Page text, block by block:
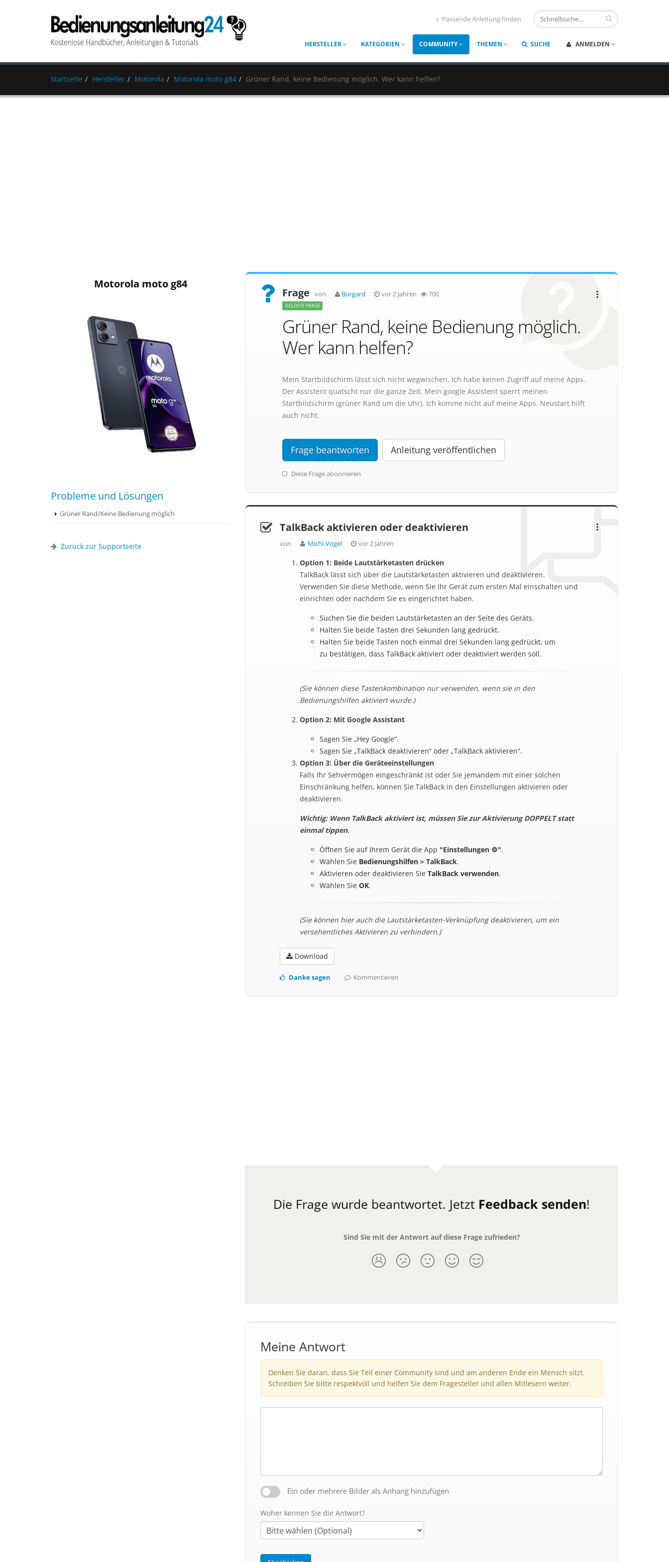
Passende Anleitung finden
HERSTELLER KATEGORIEN COMMUNITY THEMEN SUCHE ANMELDEN
Startseite Hersteller Motorola Motorola moto g84 Grüner Rand, keine Bedienung möglich. Wer kann helfen?
Motorola moto g84
Probleme und Lösungen
Grüner Rand/Keine Bedienung möglich
Zurück zur Supportseite
Frage von Burgard vor 2 Jahren 700
GELÖSTE FRAGE
Grüner Rand, keine Bedienung möglich.
Wer kann helfen?
Mein Startbildschirm lässt sich nicht wegwischen. Ich habe keinen Zugriff auf meine Apps.
Der Assistent quatscht nur die ganze Zeit. Mein google Assistent sperrt meinen
Startbildschirm (grüner Rand um die Uhr). Ich komme nicht auf meine Apps. Neustart hilft
auch nicht.
Frage beantworten Anleitung veröffentlichen
Diese Frage abonnieren
TalkBack aktivieren oder deaktivieren
von Michi-Vogel vor 2 Jahren
Option 1: Beide Lautstärketasten drücken
TalkBack lässt sich über die Lautstärketasten aktivieren und deaktivieren.
Verwenden Sie diese Methode, wenn Sie Ihr Gerät zum ersten Mal einschalten und
einrichten oder nachdem Sie es eingerichtet haben.
Suchen Sie die beiden Lautstärketasten an der Seite des Geräts.
Halten Sie beide Tasten drei Sekunden lang gedrückt.
Halten Sie beide Tasten noch einmal drei Sekunden lang gedrückt, um
zu bestätigen, dass TalkBack aktiviert oder deaktiviert werden soll.
(Sie können diese Tastenkombination nur verwenden, wenn sie in den
Bedienungshilfen aktiviert wurde.)
Option 2: Mit Google Assistant
Sagen Sie „Hey Google“.
Sagen Sie „TalkBack deaktivieren“ oder „TalkBack aktivieren“.
Option 3: Über die Geräteeinstellungen
Falls Ihr Sehvermögen eingeschränkt ist oder Sie jemandem mit einer solchen
Einschränkung helfen, können Sie TalkBack in den Einstellungen aktivieren oder
deaktivieren.
Wichtig: Wenn TalkBack aktiviert ist, müssen Sie zur Aktivierung DOPPELT statt
einmal tippen.
Öffnen Sie auf Ihrem Gerät die App "Einstellungen ⚙".
Wählen Sie Bedienungshilfen > TalkBack.
Aktivieren oder deaktivieren Sie TalkBack verwenden.
Wählen Sie OK.
(Sie können hier auch die Lautstärketasten-Verknüpfung deaktivieren, um ein
versehentliches Aktivieren zu verhindern.)
Download
Danke sagen Kommentieren
Die Frage wurde beantwortet. Jetzt Feedback senden!
Sind Sie mit der Antwort auf diese Frage zufrieden?
Meine Antwort
Denken Sie daran, dass Sie Teil einer Community sind und am anderen Ende ein Mensch sitzt.
Schreiben Sie bitte respektvoll und helfen Sie dem Fragesteller und allen Mitlesern weiter.
Ein oder mehrere Bilder als Anhang hinzufügen
Woher kennen Sie die Antwort?